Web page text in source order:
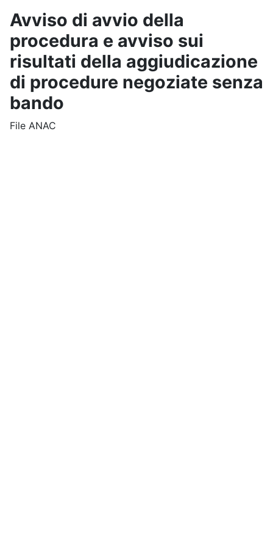
Avviso di avvio della
procedura e avviso sui
risultati della aggiudicazione
di procedure negoziate senza
bando
File ANAC